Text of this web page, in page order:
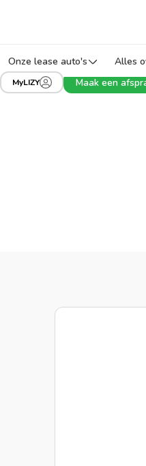
Onze lease auto's Alles
MyLIZY Maak een